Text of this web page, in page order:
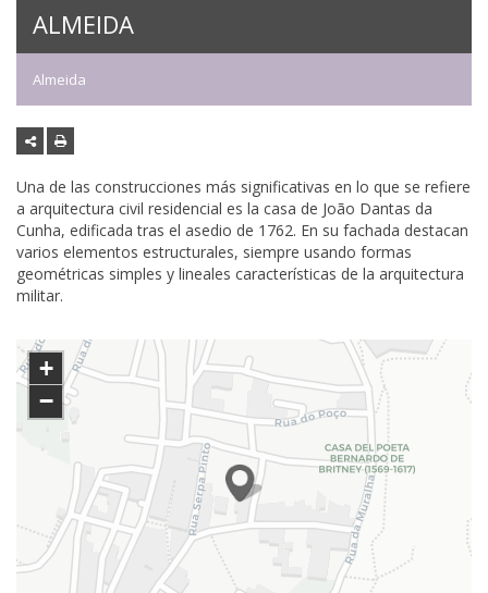
ALMEIDA
Almeida
Una de las construcciones más significativas en lo que se refiere
a arquitectura civil residencial es la casa de João Dantas da
Cunha, edificada tras el asedio de 1762. En su fachada destacan
varios elementos estructurales, siempre usando formas
geométricas simples y lineales características de la arquitectura
militar.
+
−